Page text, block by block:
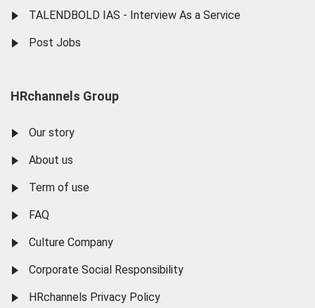
TALENDBOLD IAS - Interview As a Service
Post Jobs
HRchannels Group
Our story
About us
Term of use
FAQ
Culture Company
Corporate Social Responsibility
HRchannels Privacy Policy